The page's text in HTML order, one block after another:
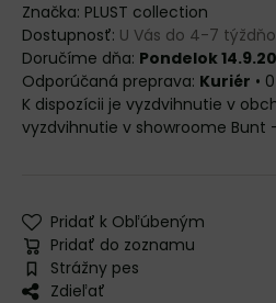
Značka: PLUST collection
Dostupnosť: U Vás do 4-7
Doručíme dňa: Pondelok
Kuriér •
vyzdvihnutie v showroome Bunt
Pridať k Obľúbeným
Pridať do zoznamu
Strážny pes
Zdieľať